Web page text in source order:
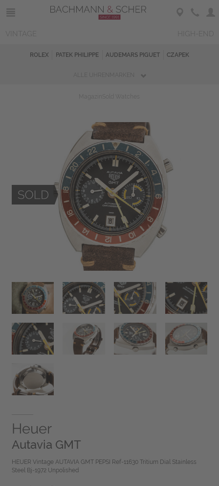
ROLEX PATEK PHILIPPE AUDEMARS PIGUET CZAPEK
Heuer
Autavia GMT
HEUER Vintage AUTAVIA GMT PEPSI Ref-11630 Tritium Dial Stainless
Steel Bj-1972 Unpolished